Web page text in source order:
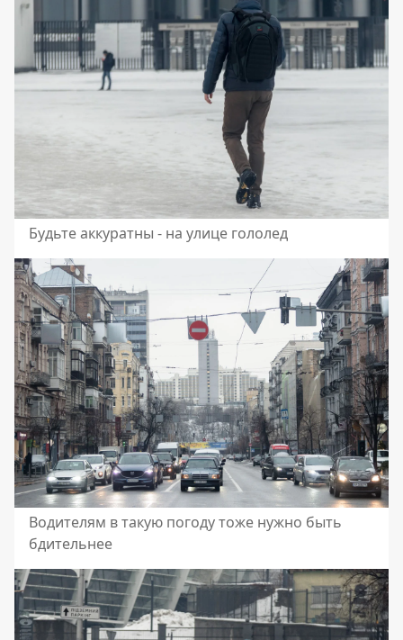
Будьте аккуратны - на улице гололед
Водителям в такую погоду тоже нужно быть
бдительнее